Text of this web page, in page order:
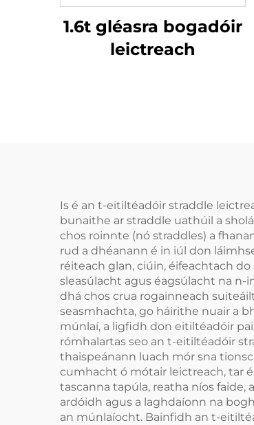
1.6t gléasra bogadóir
leictreach
Is é an t-eitiltéadóir straddle
bunaithe ar straddle uathúil a
chos roinnte (nó straddles) a
rud a dhéanann é in iúl don
réiteach glan, ciúin, éifeachtach
sleasúlacht agus éagsúlacht na n-
dhá chos crua rogainneach
seasmhachta, go háirithe nuair a
múnlaí, a ligfidh don eitiltéadóir
rómhalartas seo an t-eitiltéadóir
thaispeánann luach mór sna
cumhacht ó mótair leictreach, tar
tascanna tapúla, reatha níos faide,
ardóidh agus a laghdaíonn na
an múnlaíocht. Bainfidh an t-